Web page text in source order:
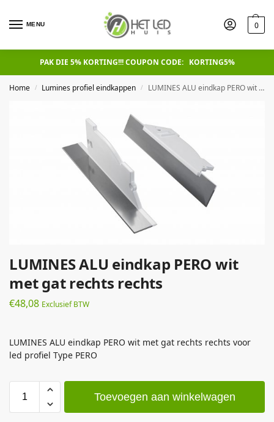
MENU 0
PAK DIE 5% KORTING!!! COUPON CODE: KORTING5%
Home / Lumines profiel eindkappen / LUMINES ALU eindkap PERO wit met gat rechts rechts
LUMINES ALU eindkap PERO wit
met gat rechts rechts
€48,08 Exclusief BTW
LUMINES ALU eindkap PERO wit met gat rechts rechts voor
led profiel Type PERO
Toevoegen aan winkelwagen